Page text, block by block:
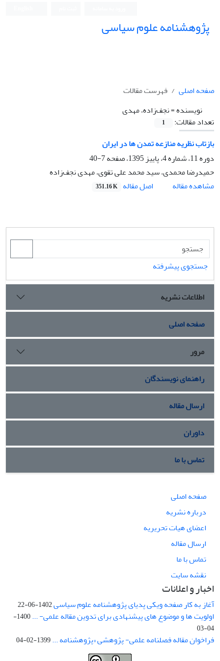
پژوهشنامه علوم سیاسی
صفحه اصلی
فهرست مقالات
نویسنده =نجف‌زاده، مهدی
تعداد مقالات:
1
بازتاب نظریه منازعه تمدن ها در ایران
دوره 11، شماره 4، پاییز 1395، صفحه
7-40
حمیدرضا محمدی، سید محمد علی تقوی، مهدی نجف‌زاده
مشاهده مقاله
اصل مقاله 351.16 K
جستجوی پیشرفته
اطلاعات نشریه
صفحه اصلی
مرور
راهنمای نویسندگان
ارسال مقاله
داوران
تماس با ما
صفحه اصلی
درباره نشریه
اعضای هیات تحریریه
ارسال مقاله
تماس با ما
نقشه سایت
اخبار و اعلانات
آغاز به کار صفحه ویکی پدیای پژوهشنامه علوم سیاسی1402-06-22
اولویت ها و موضوع های پیشنهادی برای تدوین مقاله علمی- ...
1400-
04-03
فراخوان مقاله فصلنامه علمی- پژوهشی «پژوهشنامه ...1399-02-04